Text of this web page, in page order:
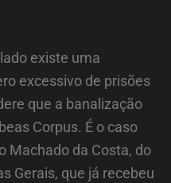
existe uma
excessivo de prisões
que a banalização
Corpus. É o caso
Machado da Costa, do
Gerais, que já recebeu